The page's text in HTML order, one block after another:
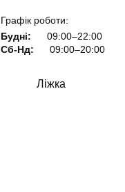
Графік роботи:
Будні:
09:00–22:00
Сб-Нд:
09:00–20:00
Ліжка